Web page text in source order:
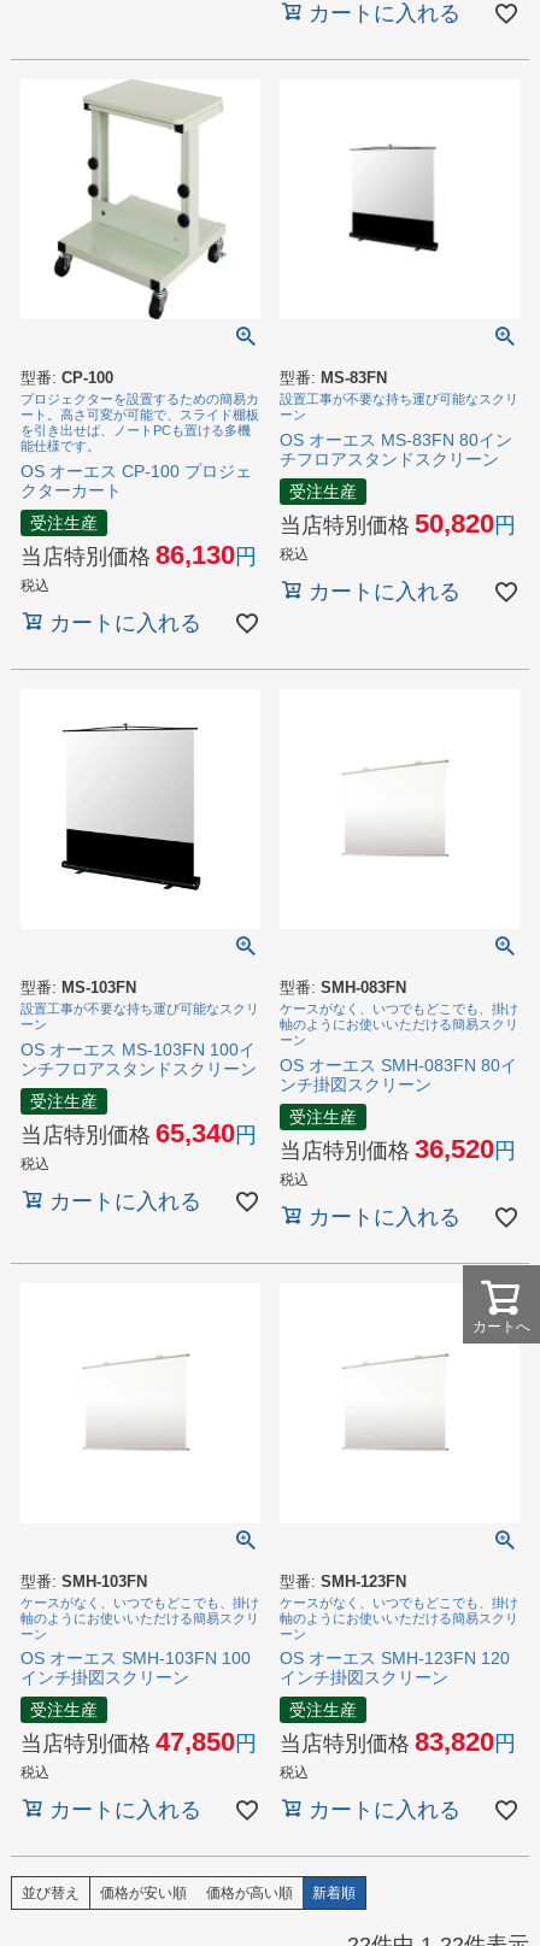
カートに入れる
型番: CP-100
プロジェクターを設置するための簡易カ
ート。高さ可変が可能で、スライド棚板
を引き出せば、ノートPCも置ける多機
能仕様です。
OS オーエス CP-100 プロジェ
クターカート
受注生産
当店特別価格 86,130
税込
カートに入れる
型番: MS-83FN
設置工事が不要な持ち運び可能なスクリ
ーン
OS オーエス MS-83FN 80イン
チフロアスタンドスクリーン
受注生産
当店特別価格 50,820
税込
カートに入れる
型番: MS-103FN
設置工事が不要な持ち運び可能なスクリ
ーン
OS オーエス MS-103FN 100イ
ンチフロアスタンドスクリーン
受注生産
当店特別価格 65,340
税込
カートに入れる
型番: SMH-083FN
ケースがなく、いつでもどこでも、掛け
軸のようにお使いいただける簡易スクリ
ーン
OS オーエス SMH-083FN 80イ
ンチ掛図スクリーン
受注生産
当店特別価格 36,520
税込
カートに入れる
型番: SMH-103FN
ケースがなく、いつでもどこでも、掛け
軸のようにお使いいただける簡易スクリ
ーン
OS オーエス SMH-103FN 100
インチ掛図スクリーン
受注生産
当店特別価格 47,850
税込
カートに入れる
型番: SMH-123FN
ケースがなく、いつでもどこでも、掛け
軸のようにお使いいただける簡易スクリ
ーン
OS オーエス SMH-123FN 120
インチ掛図スクリーン
受注生産
当店特別価格 83,820
税込
カートに入れる
並び替え 価格が安い順 価格が高い順 新着順
カートへ